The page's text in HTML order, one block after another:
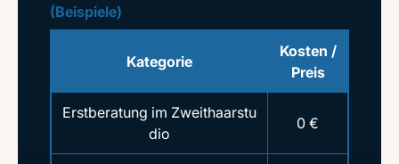
(Beispiele)
Kategorie
Kosten /
Preis
Erstberatung im Zweithaarstu
dio
0 €